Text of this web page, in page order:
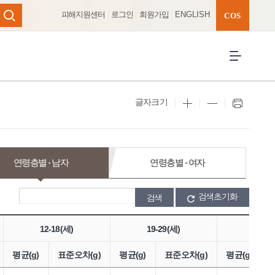
성 펼치기
검색
피해지원센터 로그인 회원가입 ENGLISH COS
글자크기
연령층별 - 남자 연령층별 - 여자
검색초기화
12-18(세) 19-29(세)
평균(g) 표준오차(g) 평균(g) 표준오차(g) 평균(g)